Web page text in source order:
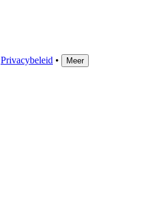
Privacybeleid • Meer